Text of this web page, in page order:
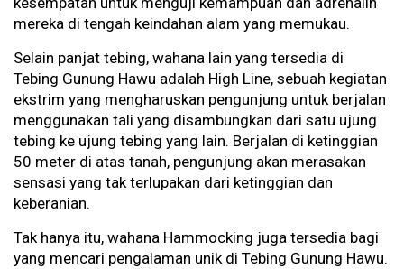
mereka di tengah keindahan alam yang memukau.
Selain panjat tebing, wahana lain yang tersedia di
Tebing Gunung Hawu adalah High Line, sebuah kegiatan
ekstrim yang mengharuskan pengunjung untuk berjalan
menggunakan tali yang disambungkan dari satu ujung
tebing ke ujung tebing yang lain. Berjalan di ketinggian
50 meter di atas tanah, pengunjung akan merasakan
sensasi yang tak terlupakan dari ketinggian dan
keberanian.
Tak hanya itu, wahana Hammocking juga tersedia bagi
yang mencari pengalaman unik di Tebing Gunung Hawu.